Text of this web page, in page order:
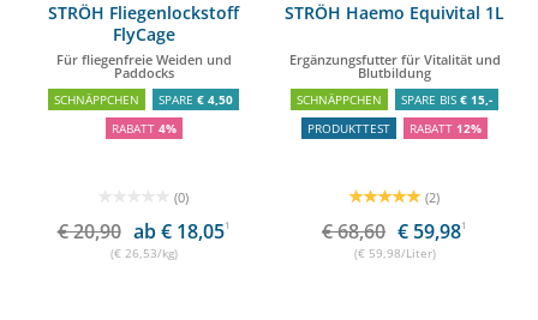
STRÖH Fliegenlockstoff
FlyCage
Für fliegenfreie Weiden und
Paddocks
SCHNÄPPCHEN SPARE € 4,50
RABATT 4%
(0)
€ 20,90 ab € 18,051
(€ 26,53/kg)
STRÖH Haemo Equivital 1L
Ergänzungsfutter für Vitalität und
Blutbildung
SCHNÄPPCHEN SPARE BIS € 15,-
PRODUKTTEST
RABATT 12%
(2)
€ 68,60 € 59,981
(€ 59,98/Liter)